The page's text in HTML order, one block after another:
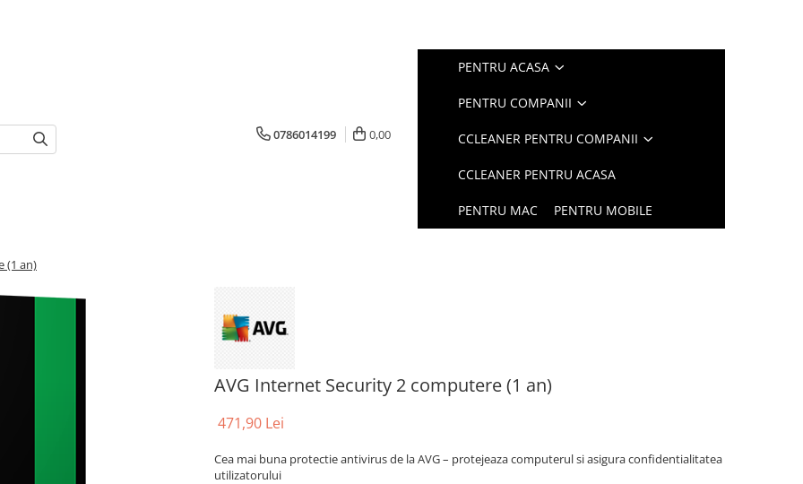
0786014199 0,00
PENTRU ACASA
PENTRU COMPANII
CCLEANER PENTRU COMPANII
CCLEANER PENTRU ACASA
PENTRU MAC PENTRU MOBILE
(1 an)
AVG Internet Security 2 computere (1 an)
471,90 Lei
Cea mai buna protectie antivirus de la AVG – protejeaza computerul si asigura confidentialitatea
utilizatorului